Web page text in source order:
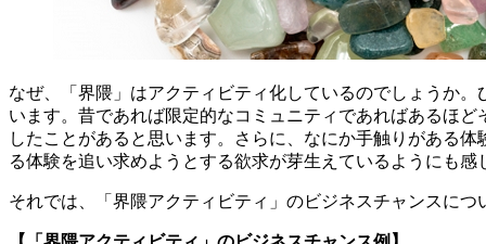
なぜ、「界隈」はアクティビティ化しているのでしょうか
います。昔であれば限定的なコミュニティであればあるほ
したことがあると思います。さらに、なにか手触りがある
る体験を追い求めようとする欲求が芽生えているようにも感
それでは、「界隈アクティビティ」のビジネスチャンスにつ